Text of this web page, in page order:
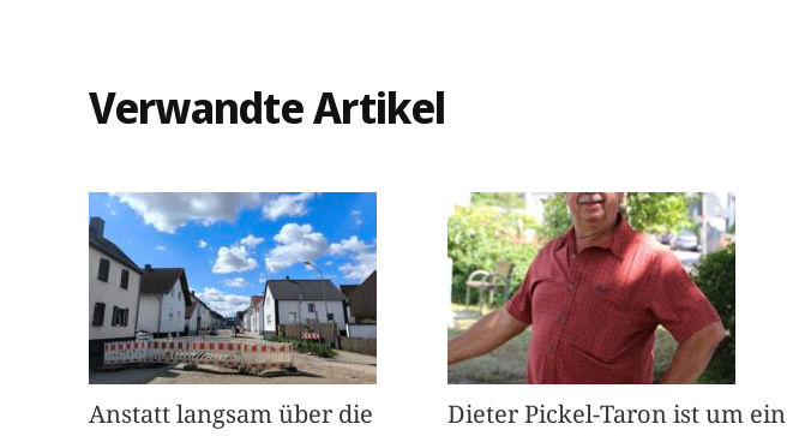
Verwandte Artikel
Anstatt langsam über die
Dieter Pickel-Taron ist um ein